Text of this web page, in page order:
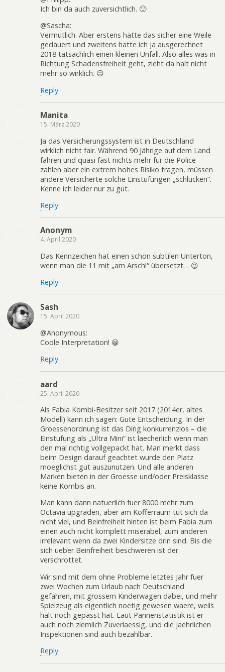
Ich bin da auch zuversichtlich. 🙂
@Sascha:
Vermutlich. Aber erstens hätte das sicher eine Weile
gedauert und zweitens hatte ich ja ausgerechnet
2018 tatsächlich einen kleinen Unfall. Also alles was in
Richtung Schadensfreiheit geht, zieht da halt nicht
mehr so wirklich. 😉
Reply
Manita
15. März 2020
Ja das Versicherungssystem ist in Deutschland
wirklich nicht fair. Während 90 Jährige auf dem Land
fahren und quasi fast nichts mehr für die Police
zahlen aber ein extrem hohes Risiko tragen, müssen
andere Versicherte solche Einstufungen „schlucken“.
Kenne ich leider nur zu gut.
Reply
Anonym
4. April 2020
Das Kennzeichen hat einen schön subtilen Unterton,
wenn man die 11 mit „am Arsch!“ übersetzt… 😉
Reply
Sash
15. April 2020
@Anonymous:
Coole Interpretation! 😀
Reply
aard
25. April 2020
Als Fabia Kombi-Besitzer seit 2017 (2014er, altes
Modell) kann ich sagen: Gute Entscheidung. In der
Groessenordnung ist das Ding konkurrenzlos – die
Einstufung als „Ultra Mini“ ist laecherlich wenn man
den mal richtig vollgepackt hat. Man merkt dass
beim Design darauf geachtet wurde den Platz
moeglichst gut auszunutzen. Und alle anderen
Marken bieten in der Groesse und/oder Preisklasse
keine Kombis an.
Man kann dann natuerlich fuer 8000 mehr zum
Octavia upgraden, aber am Kofferraum tut sich da
nicht viel, und Beinfreiheit hinten ist beim Fabia zum
einen auch nicht komplett miserabel, zum anderen
irrelevant wenn da zwei Kindersitze drin sind. Bis die
sich ueber Beinfreiheit beschweren ist der
verschrottet.
Wir sind mit dem ohne Probleme letztes Jahr fuer
zwei Wochen zum Urlaub nach Deutschland
gefahren, mit grossem Kinderwagen dabei, und mehr
Spielzeug als eigentlich noetig gewesen waere, weils
halt noch gepasst hat. Laut Pannenstatistik ist er
auch noch ziemlich Zuverlaessig, und die jaehrlichen
Inspektionen sind auch bezahlbar.
Reply